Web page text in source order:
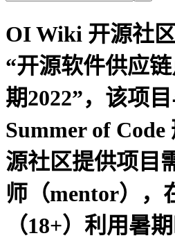
OI Wiki 开源社
“开源软件供应
期2022”，该项
Summer of
源社区提供项目
师（mentor），
（18+）利用暑